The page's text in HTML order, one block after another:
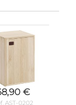
€
AST-0202